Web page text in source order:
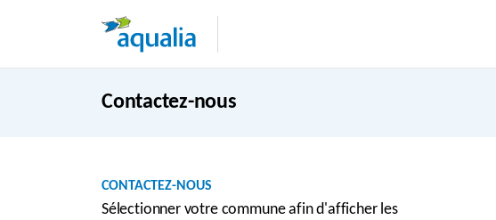
Contactez-nous
CONTACTEZ-NOUS
Sélectionner votre commune afin d'afficher les